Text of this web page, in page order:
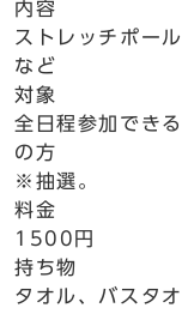
内容
ストレッチポー
など
対象
全日程参加でき
の方
※抽選。
料金
1500円
持ち物
タオル、バスタ